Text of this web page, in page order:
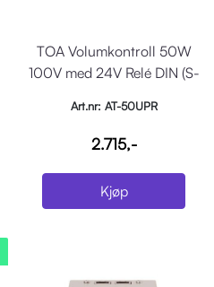
TOA Volumkontroll 50W
100V med 24V Relé DIN (S-
Art.nr: AT-50UPR
2.715,-
Kjøp